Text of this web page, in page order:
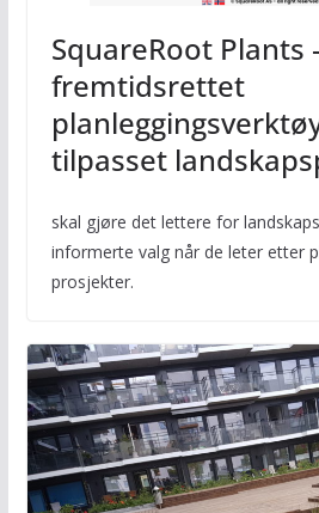
SquareRoot Plants
fremtidsrettet
tilpasset
skal gjøre det lettere for
informerte valg når de leter etter
prosjekter.